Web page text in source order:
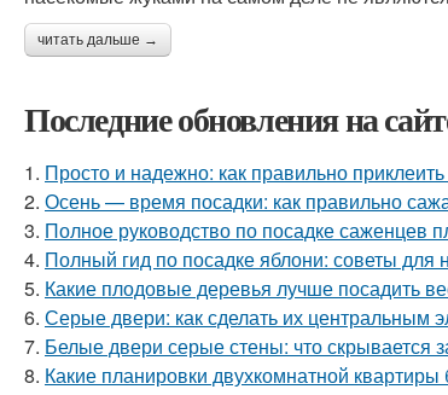
читать дальше →
Последние обновления на
1. Просто и надежно: как правильно
2. Осень — время посадки: как правильно
3. Полное руководство по посадке саженцев
4. Полный гид по посадке яблони: советы для
5. Какие плодовые деревья лучше посадить
6. Серые двери: как сделать их центральным
7. Белые двери серые стены: что скрывается
8. Какие планировки двухкомнатной